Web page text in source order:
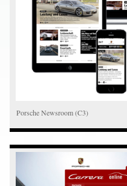
Porsche Newsroom (C3)